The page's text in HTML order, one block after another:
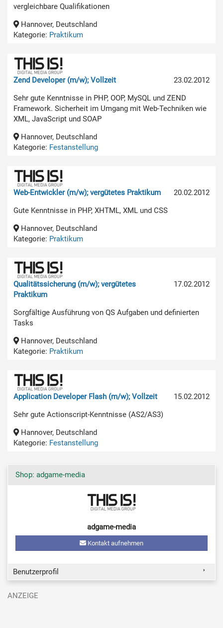
vergleichbare Qualifikationen
Hannover, Deutschland
Kategorie: Praktikum
23.02.2012
Zend Developer (m/w); Vollzeit
Sehr gute Kenntnisse in PHP, OOP, MySQL und ZEND
Framework. Sicherheit im Umgang mit Web-Techniken wie
XML, JavaScript und SOAP
Hannover, Deutschland
Kategorie: Festanstellung
20.02.2012
Web-Entwickler (m/w); vergütetes Praktikum
Gute Kenntnisse in PHP, XHTML, XML und CSS
Hannover, Deutschland
Kategorie: Praktikum
17.02.2012
Qualitätssicherung (m/w); vergütetes
Praktikum
Sorgfältige Ausführung von QS Aufgaben und definierten
Tasks
Hannover, Deutschland
Kategorie: Praktikum
15.02.2012
Application Developer Flash (m/w); Vollzeit
Sehr gute Actionscript-Kenntnisse (AS2/AS3)
Hannover, Deutschland
Kategorie: Festanstellung
Shop: adgame-media
adgame-media
Kontakt aufnehmen
Benutzerprofil